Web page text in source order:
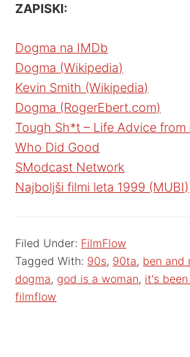
ZAPISKI:
Dogma na IMDb
Dogma (Wikipedia)
Kevin Smith (Wikipedia)
Dogma (RogerEbert.com)
Tough Sh*t – Life Advice from
Who Did Good
SModcast Network
Najboljši filmi leta 1999 (MUBI)
Filed Under: FilmFlow
Tagged With: 90s, 90ta, ben and
dogma, god is a woman, it's
filmflow